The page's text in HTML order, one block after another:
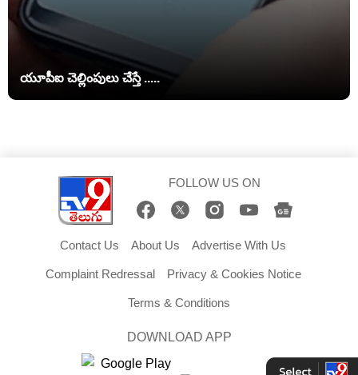
యూపీఐ చెల్లింపులు చేస్తే .....
FOLLOW US ON
Contact Us About Us Advertise With Us
Complaint Redressal Privacy & Cookies Notice
Terms & Conditions
DOWNLOAD APP